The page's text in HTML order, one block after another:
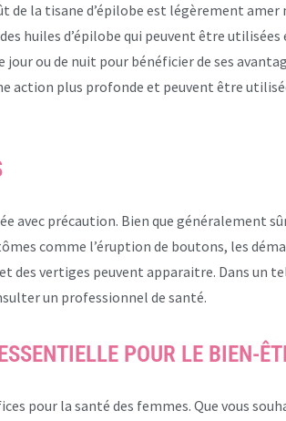
de la tisane d’épilobe est légèrement
huiles d’épilobe qui peuvent être
ou de nuit pour bénéficier de ses
action plus profonde et peuvent être
précaution. Bien que généralement
comme l’éruption de boutons, les
des vertiges peuvent apparaitre. Dans un
un professionnel de santé.
POUR LE BIEN-
pour la santé des femmes. Que vous